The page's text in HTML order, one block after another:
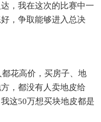
，我在这次的比赛中一
，争取能够进入总决
花高价，买房子、地
，都没有人卖地皮给
这50万想买块地皮都是